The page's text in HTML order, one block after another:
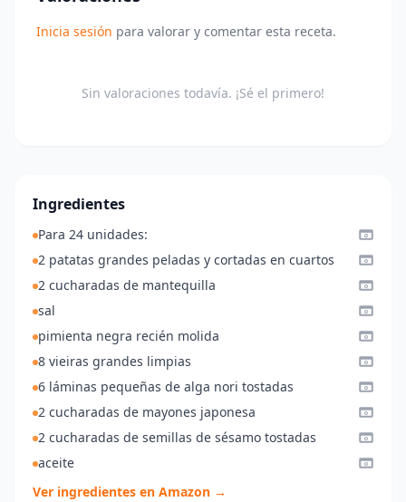
Inicia sesión para valorar y comentar esta receta.
Sin valoraciones todavía. ¡Sé el primero!
Ingredientes
Para 24 unidades:
2 patatas grandes peladas y cortadas en cuartos
2 cucharadas de mantequilla
sal
pimienta negra recién molida
8 vieiras grandes limpias
6 láminas pequeñas de alga nori tostadas
2 cucharadas de mayones japonesa
2 cucharadas de semillas de sésamo tostadas
aceite
Ver ingredientes en Amazon →